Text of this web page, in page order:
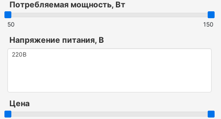
Потребляемая мощность, Вт
50 150
Напряжение питания, В
Цена